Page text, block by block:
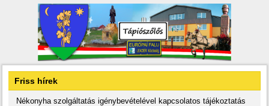
Friss hírek
Nékonyha szolgáltatás igénybevételével kapcsolatos tájékoztatás